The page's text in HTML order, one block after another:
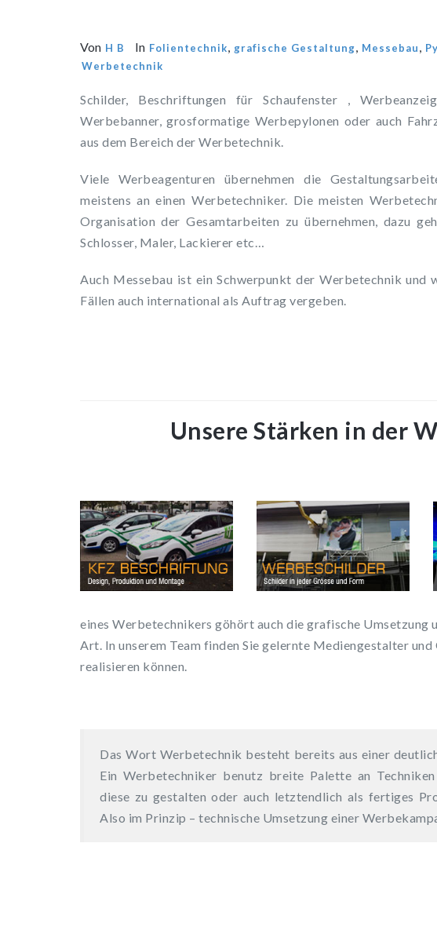
Von H B In Folientechnik, grafische Gestaltung, Messebau,
Werbetechnik
Schilder, Beschriftungen für Schaufenster ,
Werbebanner, grosformatige Werbepylonen oder auch
aus dem Bereich der Werbetechnik.
Viele Werbeagenturen übernehmen die
meistens an einen Werbetechniker. Die meisten
Organisation der Gesamtarbeiten zu übernehmen, dazu
Schlosser, Maler, Lackierer etc…
Auch Messebau ist ein Schwerpunkt der Werbetechnik und
Fällen auch international als Auftrag vergeben.
Unsere Stärken in der
eines Werbetechnikers göhört auch die grafische Umsetzung
Art. In unserem Team finden Sie gelernte Mediengestalter
realisieren können.
Das Wort Werbetechnik besteht bereits aus einer
Ein Werbetechniker benutz breite Palette an
diese zu gestalten oder auch letztendlich als fertiges
Also im Prinzip – technische Umsetzung einer